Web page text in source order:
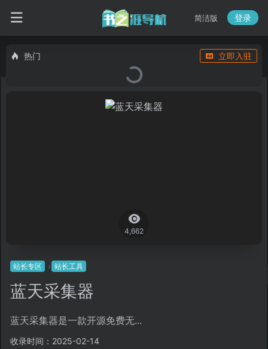
简洁版 登录
热门 立即入驻
4,662
站长专区 站长工具
蓝天采集器
蓝天采集器是一款开源免费无...
收录时间：2025-02-14